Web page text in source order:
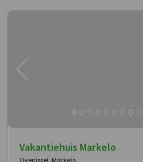
Vakantiehuis Markelo